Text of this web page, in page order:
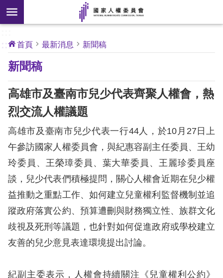
前往主要內容區塊
搜
尋
開
新
]
核
心
人
權
公
約
關
於
本
會
最
新
消
息
:::
首頁 最新消息 新聞稿
新聞稿
高雄市及臺南市兒少代表齊聚人權會，熱
烈交流人權議題
高雄市及臺南市兒少代表一行44人，於10月27日上
午參訪國家人權委員會，與紀惠容副主任委員、王幼
玲委員、王榮璋委員、葉大華委員、王麗珍委員座
談，兒少代表們積極提問，關心人權會近期在兒少權
益推動之重點工作、如何建立兒童權利監督機制並追
蹤政府落實公約、預算遭刪與財務獨立性、族群文化
歧視及死刑等議題，也針對如何促進政府或學校建立
友善的兒少意見表達環境提出討論。
紀副主委表示，人權會持續關注《兒童權利公約》